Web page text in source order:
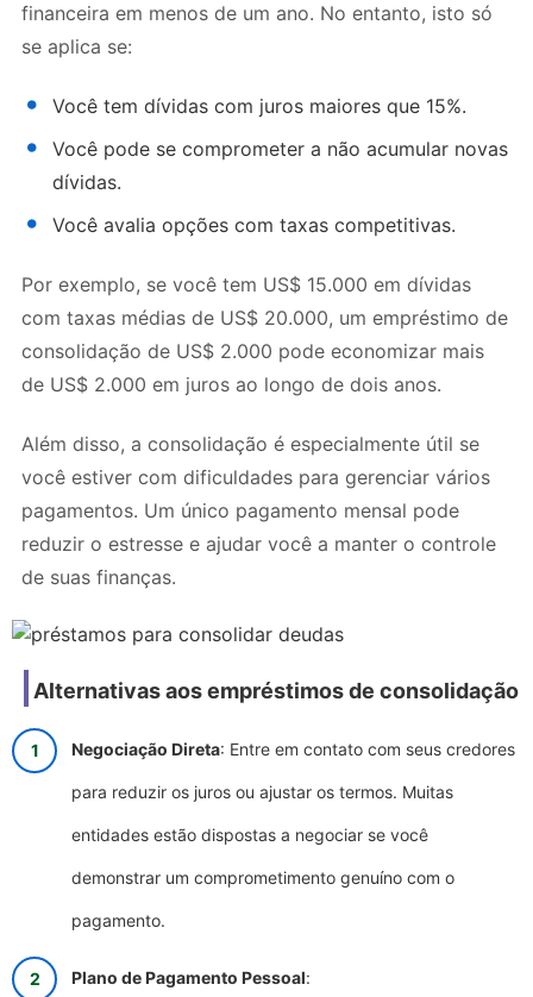
financeira em menos de um ano. No entanto, isto só
se aplica se:
Você tem dívidas com juros maiores que 15%.
Você pode se comprometer a não acumular novas
dívidas.
Você avalia opções com taxas competitivas.
Por exemplo, se você tem US$ 15.000 em dívidas
com taxas médias de US$ 20.000, um empréstimo de
consolidação de US$ 2.000 pode economizar mais
de US$ 2.000 em juros ao longo de dois anos.
Além disso, a consolidação é especialmente útil se
você estiver com dificuldades para gerenciar vários
pagamentos. Um único pagamento mensal pode
reduzir o estresse e ajudar você a manter o controle
de suas finanças.
Alternativas aos empréstimos de consolidação
Negociação Direta: Entre em contato com seus credores
para reduzir os juros ou ajustar os termos. Muitas
entidades estão dispostas a negociar se você
demonstrar um comprometimento genuíno com o
pagamento.
Plano de Pagamento Pessoal: